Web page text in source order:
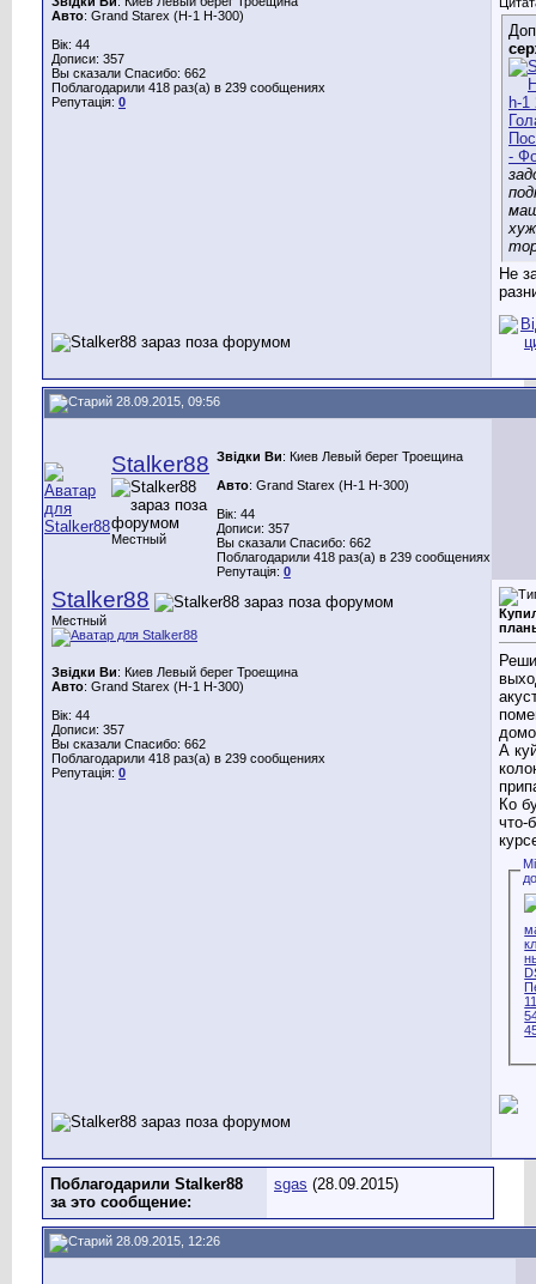
Авто: Grand Starex (H-1 H-300)
Вік: 44
Дописи: 357
Вы сказали Спасибо: 662
Поблагодарили 418 раз(а) в 239 сообщениях
Репутація: 0
Не
28.09.2015, 09:56
Stalker88
Местный
Звідки Ви: Киев Левый берег Троещина
Авто: Grand Starex (H-1 H-300)
Вік: 44
Дописи: 357
Вы сказали Спасибо: 662
Поблагодарили 418 раз(а) в 239 сообщениях
Репутація: 0
Stalker88
Местный
Звідки Ви: Киев Левый берег Троещина
Авто: Grand Starex (H-1 H-300)
Вік: 44
Дописи: 357
Вы сказали Спасибо: 662
Поблагодарили 418 раз(а) в 239 сообщениях
Репутація: 0
А
Ко
что-
Поблагодарили Stalker88
за это сообщение:
sgas (28.09.2015)
28.09.2015, 12:26